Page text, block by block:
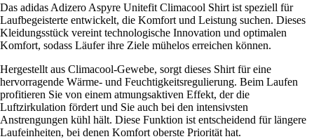
Das adidas Adizero Aspyre Unitefit Climacool Shirt ist speziell für
Laufbegeisterte entwickelt, die Komfort und Leistung suchen. Dieses
Kleidungsstück vereint technologische Innovation und optimalen
Komfort, sodass Läufer ihre Ziele mühelos erreichen können.
Hergestellt aus Climacool-Gewebe, sorgt dieses Shirt für eine
hervorragende Wärme- und Feuchtigkeitsregulierung. Beim Laufen
profitieren Sie von einem atmungsaktiven Effekt, der die
Luftzirkulation fördert und Sie auch bei den intensivsten
Anstrengungen kühl hält. Diese Funktion ist entscheidend für längere
Laufeinheiten, bei denen Komfort oberste Priorität hat.